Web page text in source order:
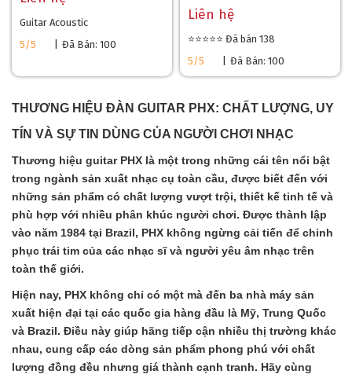
Guitar Acoustic
5/5
Đã Bán: 100
Liên hệ
⭐⭐⭐⭐⭐ Đã bán 138
5/5
Đã Bán: 100
THƯƠNG HIỆU ĐÀN GUITAR PHX: CHẤT LƯỢNG, UY
TÍN VÀ SỰ TIN DÙNG CỦA NGƯỜI CHƠI NHẠC
Thương hiệu guitar PHX là một trong những cái tên nổi bật
trong ngành sản xuất nhạc cụ toàn cầu, được biết đến với
những sản phẩm có chất lượng vượt trội, thiết kế tinh tế và
phù hợp với nhiều phân khúc người chơi. Được thành lập
vào năm 1984 tại Brazil, PHX không ngừng cải tiến để chinh
phục trái tim của các nhạc sĩ và người yêu âm nhạc trên
toàn thế giới.
Hiện nay, PHX không chỉ có một mà đến ba nhà máy sản
xuất hiện đại tại các quốc gia hàng đầu là Mỹ, Trung Quốc
và Brazil. Điều này giúp hãng tiếp cận nhiều thị trường khác
nhau, cung cấp các dòng sản phẩm phong phú với chất
lượng đồng đều nhưng giá thành cạnh tranh. Hãy cùng